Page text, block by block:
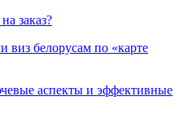
заказ?
виз белорусам по «карте
аспекты и эффективные